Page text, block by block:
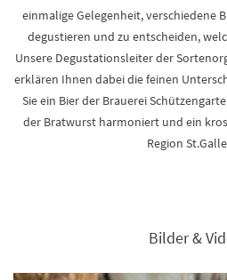
einmalige Gelegenheit, verschiedene
degustieren und zu entscheiden,
Unsere Degustationsleiter der
erklären Ihnen dabei die feinen
Sie ein Bier der Brauerei
der Bratwurst harmoniert und ein
Region
Bilder &